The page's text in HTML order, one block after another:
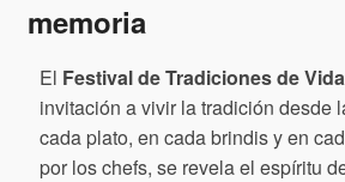
memoria
El Festival de Tradiciones de
invitación a vivir la tradición desde
cada plato, en cada brindis y en
por los chefs, se revela el espíritu